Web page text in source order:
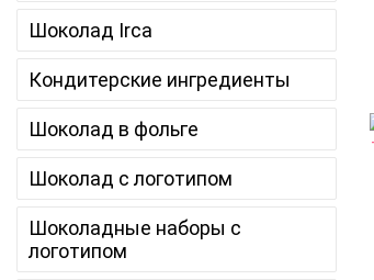
Шоколад Irca
Кондитерские ингредиенты
Шоколад в фольге
Шоколад с логотипом
Шоколадные наборы с
логотипом